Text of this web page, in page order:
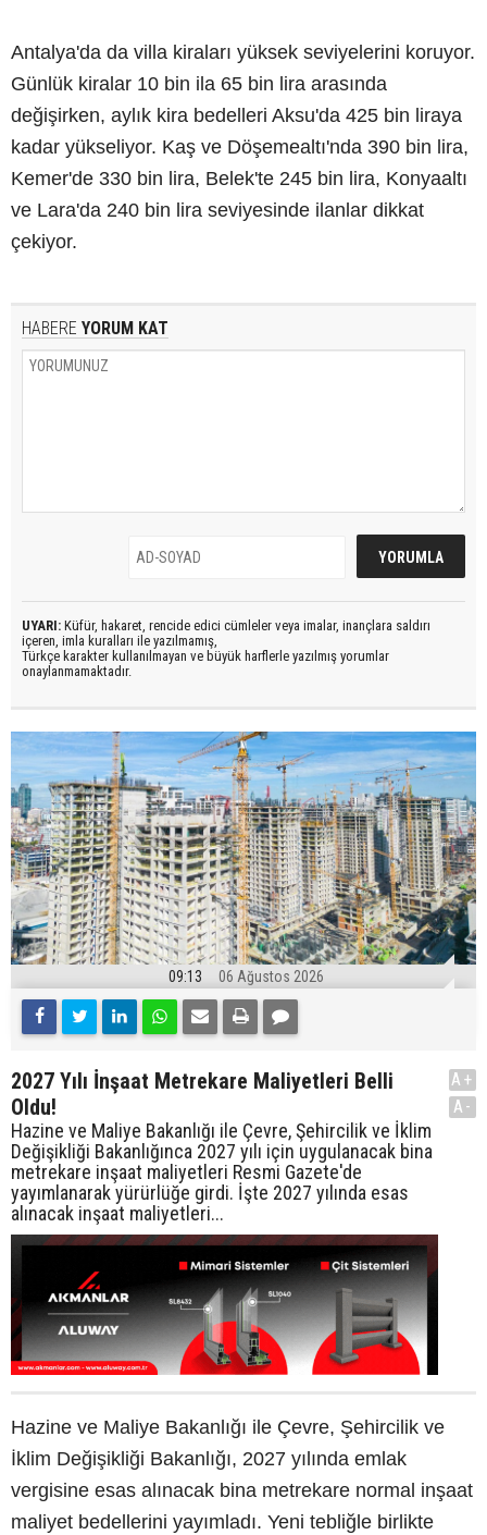
Antalya'da da villa kiraları yüksek seviyelerini koruyor.
Günlük kiralar 10 bin ila 65 bin lira arasında
değişirken, aylık kira bedelleri Aksu'da 425 bin liraya
kadar yükseliyor. Kaş ve Döşemealtı'nda 390 bin lira,
Kemer'de 330 bin lira, Belek'te 245 bin lira, Konyaaltı
ve Lara'da 240 bin lira seviyesinde ilanlar dikkat
çekiyor.
HABERE YORUM KAT
UYARI: Küfür, hakaret, rencide edici cümleler veya imalar, inançlara saldırı
içeren, imla kuralları ile yazılmamış,
Türkçe karakter kullanılmayan ve büyük harflerle yazılmış yorumlar
onaylanmamaktadır.
09:13 06 Ağustos 2026
2027 Yılı İnşaat Metrekare Maliyetleri Belli
Oldu!
Hazine ve Maliye Bakanlığı ile Çevre, Şehircilik ve İklim
Değişikliği Bakanlığınca 2027 yılı için uygulanacak bina
metrekare inşaat maliyetleri Resmi Gazete'de
yayımlanarak yürürlüğe girdi. İşte 2027 yılında esas
alınacak inşaat maliyetleri...
A+
A-
Hazine ve Maliye Bakanlığı ile Çevre, Şehircilik ve
İklim Değişikliği Bakanlığı, 2027 yılında emlak
vergisine esas alınacak bina metrekare normal inşaat
maliyet bedellerini yayımladı. Yeni tebliğle birlikte